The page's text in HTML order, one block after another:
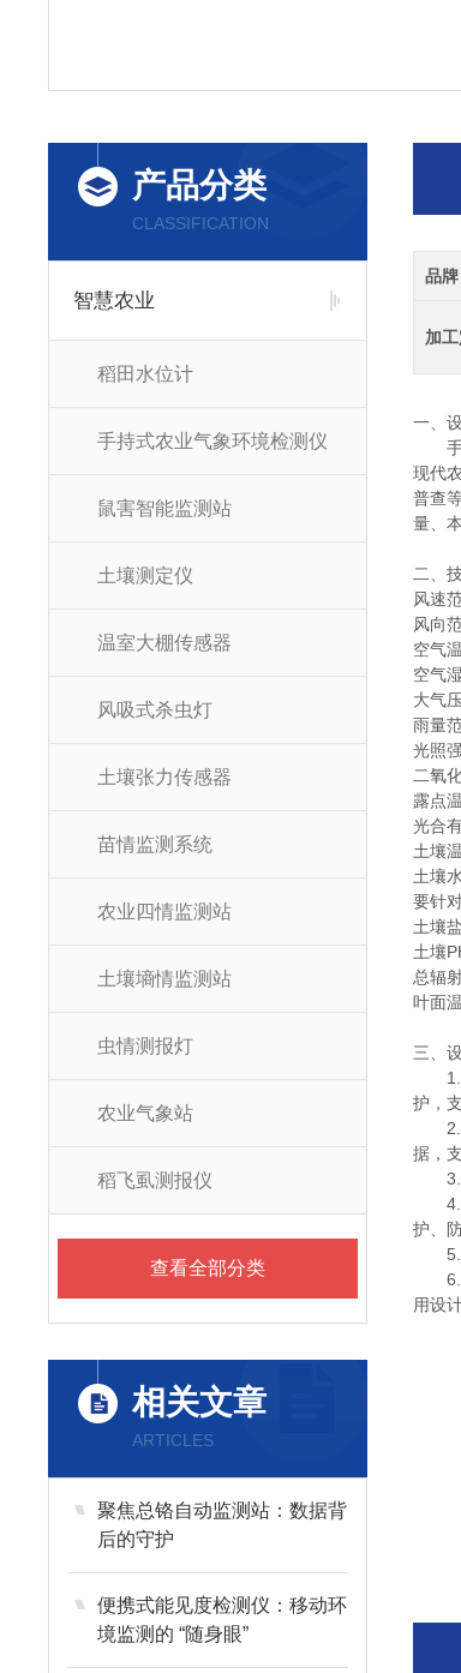
产品分类
CLASSIFICATION
智慧农业
稻田水位计
手持式农业气象环境检测仪
鼠害智能监测站
土壤测定仪
温室大棚传感器
风吸式杀虫灯
土壤张力传感器
苗情监测系统
农业四情监测站
土壤墒情监测站
虫情测报灯
农业气象站
稻飞虱测报仪
查看全部分类
相关文章
ARTICLES
聚焦总铬自动监测站：数据背
后的守护
便携式能见度检测仪：移动环
境监测的 “随身眼”
品牌
加工
一、
现代
普查
量、
二、
风速
风向
空气
空气
大气
雨量
光照
二氧
露点
光合
土壤
土壤
要针
土壤
土壤
总辐
叶面
三、
护，
据，
护、
用设